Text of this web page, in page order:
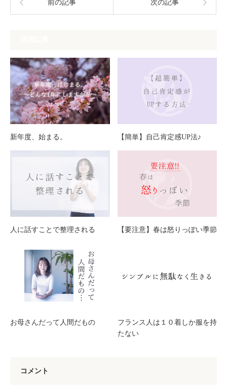
前の記事 次の記事
新年度、始まる。 【簡単】自己肯定感UP法♪
人に話すことで整理される 【要注意】春は怒りっぽい季節
お母さんだって人間だもの
フランス人は１０着しか服を持
たない
コメント